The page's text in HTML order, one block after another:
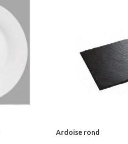
Ardoise rond